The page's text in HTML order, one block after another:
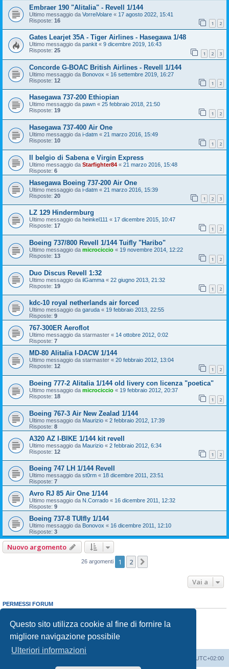
Questo sito utilizza cookie al fine di fornire la
migliore navigazione possibile
Ulteriori informazioni
Embraer 190 "Alitalia" - Revell 1/144
Ultimo messaggio da VorreiVolare « 17 agosto 2022, 15:41
Risposte: 16 1 2
Gates Learjet 35A - Tiger Airlines - Hasegawa 1/48
Ultimo messaggio da pankit « 9 dicembre 2019, 16:43
Risposte: 25 1 2 3
Concorde G-BOAC British Airlines - Revell 1/144
Ultimo messaggio da Bonovox « 16 settembre 2019, 16:27
Risposte: 12 1 2
Hasegawa 737-200 Ethiopian
Ultimo messaggio da pawn « 25 febbraio 2018, 21:50
Risposte: 19 1 2
Hasegawa 737-400 Air One
Ultimo messaggio da i-datm « 21 marzo 2016, 15:49
Risposte: 10 1 2
Il belgio di Sabena e Virgin Express
Ultimo messaggio da Starfighter84 « 21 marzo 2016, 15:48
Risposte: 6
Hasegawa Boeing 737-200 Air One
Ultimo messaggio da i-datm « 21 marzo 2016, 15:39
Risposte: 20 1 2 3
LZ 129 Hindermburg
Ultimo messaggio da heinkel111 « 17 dicembre 2015, 10:47
Risposte: 17 1 2
Boeing 737/800 Revell 1/144 Tuifly "Haribo"
Ultimo messaggio da microciccio « 19 novembre 2014, 12:22
Risposte: 13 1 2
Duo Discus Revell 1:32
Ultimo messaggio da ilGamma « 22 giugno 2013, 21:32
Risposte: 19 1 2
kdc-10 royal netherlands air forced
Ultimo messaggio da garuda « 19 febbraio 2013, 22:55
Risposte: 9
767-300ER Aeroflot
Ultimo messaggio da starmaster « 14 ottobre 2012, 0:02
Risposte: 7
MD-80 Alitalia I-DACW 1/144
Ultimo messaggio da starmaster « 20 febbraio 2012, 13:04
Risposte: 12 1 2
Boeing 777-2 Alitalia 1/144 old livery con licenza "poetica"
Ultimo messaggio da microciccio « 19 febbraio 2012, 20:37
Risposte: 18 1 2
Boeing 767-3 Air New Zealad 1/144
Ultimo messaggio da Maurizio « 2 febbraio 2012, 17:39
Risposte: 8
A320 AZ I-BIKE 1/144 kit revell
Ultimo messaggio da Maurizio « 2 febbraio 2012, 6:34
Risposte: 12 1 2
Boeing 747 LH 1/144 Revell
Ultimo messaggio da st0rm « 18 dicembre 2011, 23:51
Risposte: 7
Avro RJ 85 Air One 1/144
Ultimo messaggio da N.Corrado « 16 dicembre 2011, 12:32
Risposte: 9
Boeing 737-8 TUIfly 1/144
Ultimo messaggio da Bonovox « 16 dicembre 2011, 12:10
Risposte: 3
Nuovo argomento
26 argomenti 1 2
Vai a
PERMESSI FORUM
Non puoi
rispondere negli argomenti
Non puoimodificare i tuoi messaggi
Non puoicancellare i tuoi messaggi
Non puoi
inviare allegati
UTC+02:00